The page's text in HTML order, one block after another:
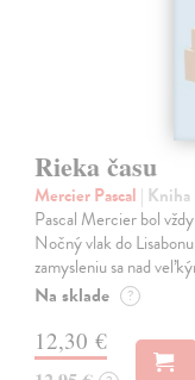
Rieka času
Mercier Pascal | Kniha
Pascal Mercier bol
Nočný vlak do
zamysleniu sa nad
Na sklade ?
12,30 €